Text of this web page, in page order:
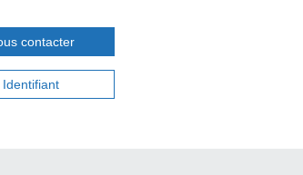
contacter
Identifiant